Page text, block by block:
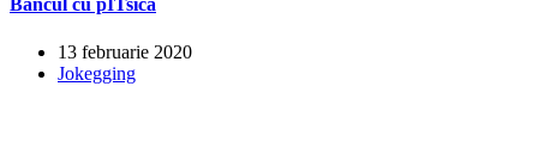
Bancul cu pITsica
13 februarie 2020
Jokegging